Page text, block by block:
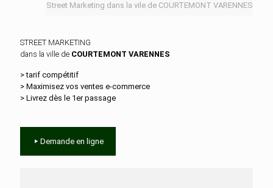
Street Marketing dans la vile de COURTEMONT VARENNES
STREET MARKETING
dans la ville de COURTEMONT VARENNES
> tarif compétitif
> Maximisez vos ventes e‑commerce
> Livrez dès le 1er passage
Demande en ligne